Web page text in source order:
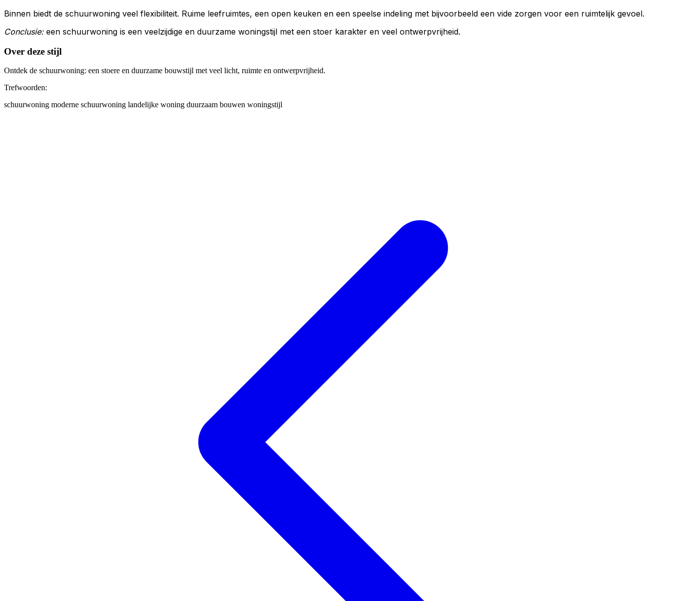
Binnen biedt de schuurwoning veel flexibiliteit. Ruime leefruimtes, een open keuken en een speelse indeling met bijvoorbeeld een vide zorgen voor een ruimtelijk gevoel.
Conclusie:een schuurwoning is een veelzijdige en duurzame woningstijl met een stoer karakter en veel ontwerpvrijheid.
Over deze stijl
Ontdek de schuurwoning: een stoere en duurzame bouwstijl met veel licht, ruimte en ontwerpvrijheid.
Trefwoorden:
schuurwoning moderne schuurwoning landelijke woning duurzaam bouwen woningstijl